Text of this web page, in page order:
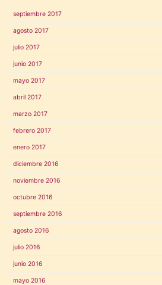
septiembre 2017
agosto 2017
julio 2017
junio 2017
mayo 2017
abril 2017
marzo 2017
febrero 2017
enero 2017
diciembre 2016
noviembre 2016
octubre 2016
septiembre 2016
agosto 2016
julio 2016
junio 2016
mayo 2016